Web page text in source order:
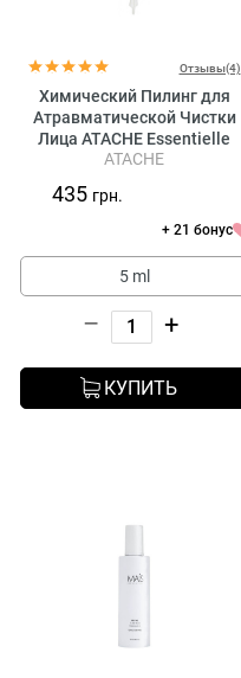
Отзывы(4)
Химический Пилинг для
Атравматической Чистки
Лица ATACHE Essentielle
Renewal Therapy
ATACHE
435 грн.
+ 21 бонус
5 ml
– +
КУПИТЬ